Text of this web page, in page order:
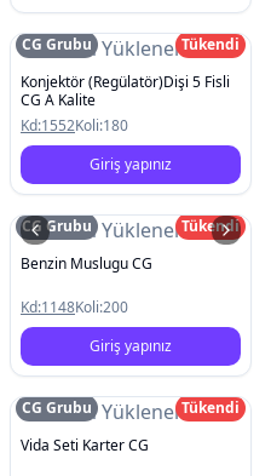
Resim Yüklenemedi
CG Grubu
Tükendi
Konjektör (Regülatör)Dişi 5 Fisli
CG A Kalite
Kd:1552Koli:180
Giriş yapınız
Resim Yüklenemedi
CG Grubu
Tükendi
Benzin Muslugu CG
Kd:1148Koli:200
Giriş yapınız
Resim Yüklenemedi
CG Grubu
Tükendi
Vida Seti Karter CG